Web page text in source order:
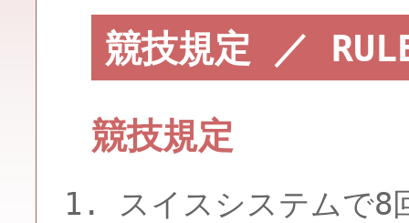
競技規定 ／
競技規定
スイスシステムで8